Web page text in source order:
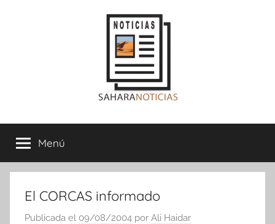
Sahara
Noticias
Menú
El CORCAS informado
Publicada el 09/08/2004 por Ali Haidar